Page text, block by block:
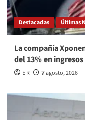
Destacadas Últimas
La compañía
del 13% en
E R 7 agosto, 2026